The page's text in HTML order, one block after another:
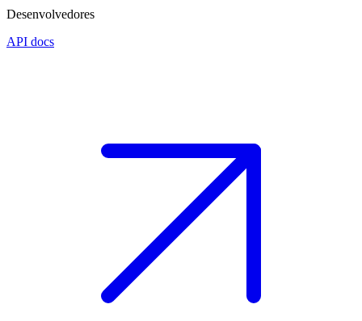
Desenvolvedores
API docs